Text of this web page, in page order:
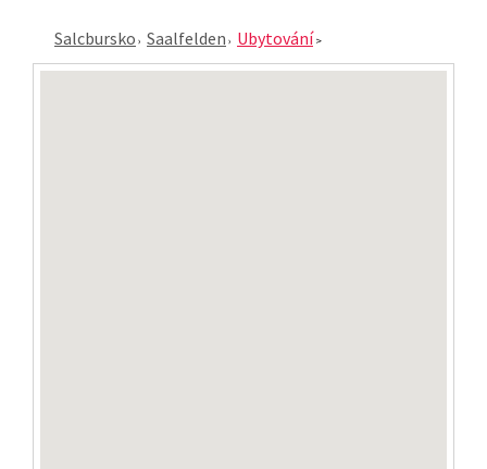
Salcbursko Saalfelden Ubytování